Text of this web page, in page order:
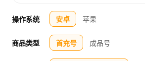
操作系统 安卓 苹果
商品类型 首充号 成品号